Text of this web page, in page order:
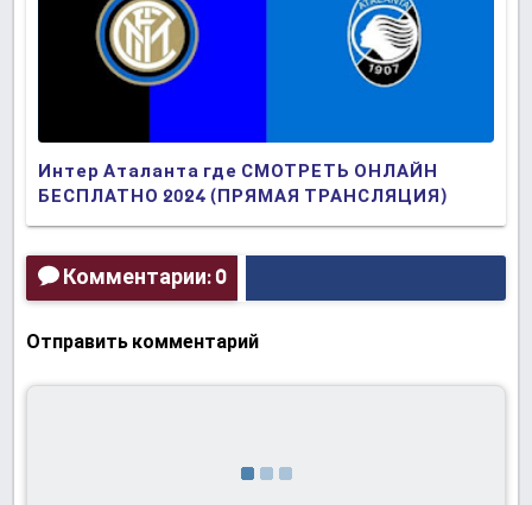
Интер Аталанта где СМОТРЕТЬ ОНЛАЙН
БЕСПЛАТНО 2024 (ПРЯМАЯ ТРАНСЛЯЦИЯ)
Комментарии: 0
Отправить комментарий